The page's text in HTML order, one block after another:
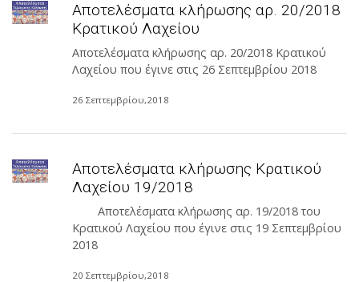
Αποτελέσματα κλήρωσης αρ. 20/2018
Κρατικού Λαχείου
Αποτελέσματα κλήρωσης αρ. 20/2018 Κρατικού
Λαχείου που έγινε στις 26 Σεπτεμβρίου 2018
26 Σεπτεμβρίου,2018
Αποτελέσματα κλήρωσης Κρατικού
Λαχείου 19/2018
Αποτελέσματα κλήρωσης αρ. 19/2018 του
Κρατικού Λαχείου που έγινε στις 19 Σεπτεμβρίου
2018
20 Σεπτεμβρίου,2018